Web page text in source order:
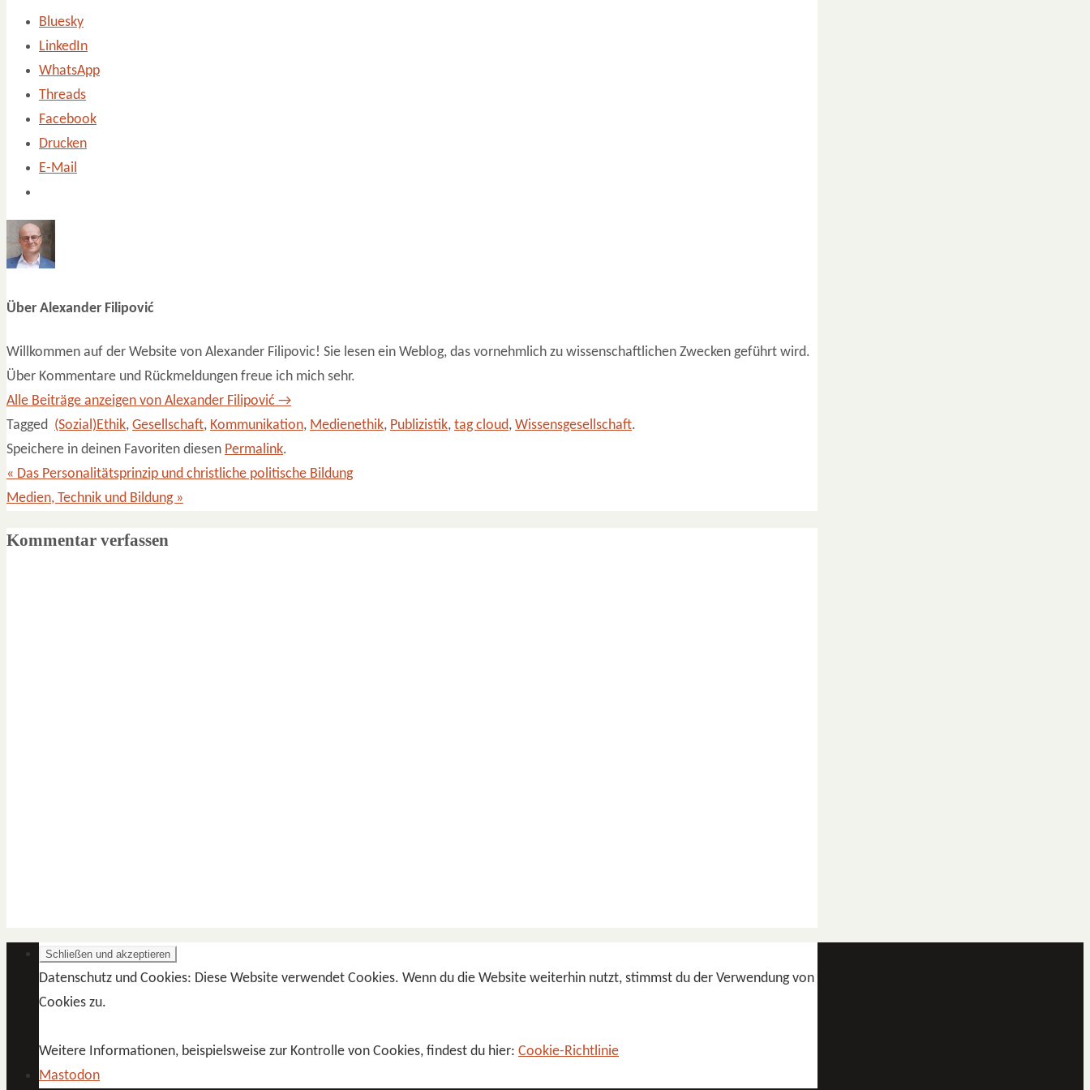
Bluesky
LinkedIn
WhatsApp
Threads
Facebook
Drucken
E-Mail
Über Alexander Filipović
Willkommen auf der Website von Alexander Filipovic! Sie lesen ein Weblog, das vornehmlich zu wissenschaftlichen Zwecken geführt wird.
Über Kommentare und Rückmeldungen freue ich mich sehr.
Alle Beiträge anzeigen von Alexander Filipović →
Tagged (Sozial)Ethik, Gesellschaft, Kommunikation, Medienethik, Publizistik, tag cloud, Wissensgesellschaft.
Speichere in deinen Favoriten diesen Permalink.
« Das Personalitätsprinzip und christliche politische Bildung
Medien, Technik und Bildung »
Kommentar verfassen
Datenschutz und Cookies: Diese Website verwendet Cookies. Wenn du die Website weiterhin nutzt, stimmst du der Verwendung von
Cookies zu.
Weitere Informationen, beispielsweise zur Kontrolle von Cookies, findest du hier: Cookie-Richtlinie
Mastodon